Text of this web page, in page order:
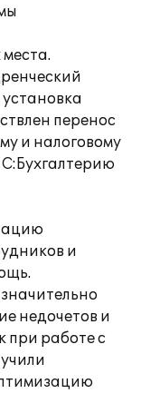
перенос
и налоговому
и
недочетов и
работе с